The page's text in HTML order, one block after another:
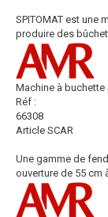
SPITOMAT est une
produire des
Machine à buchette
Réf :
66308
Article SCAR
Une gamme de
ouverture de 55 cm